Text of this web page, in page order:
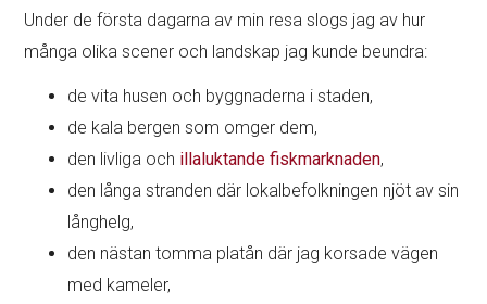
Under de första dagarna av min resa slogs jag av hur
många olika scener och landskap jag kunde beundra:
de vita husen och byggnaderna i staden,
de kala bergen som omger dem,
den livliga och illaluktande fiskmarknaden,
den långa stranden där lokalbefolkningen njöt av sin
långhelg,
den nästan tomma platån där jag korsade vägen
med kameler,